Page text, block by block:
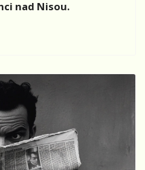
nad Nisou.